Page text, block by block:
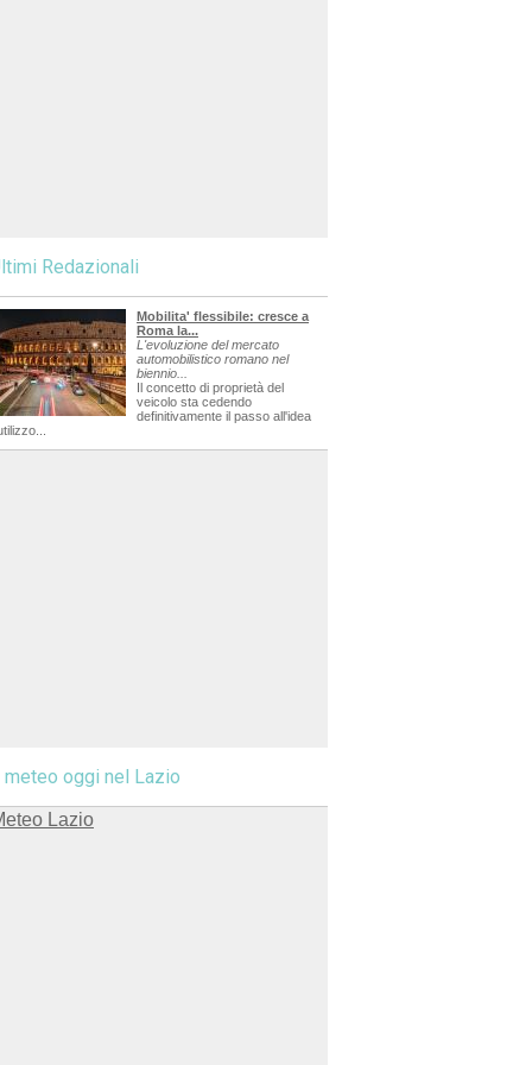
Redazionali
Mobilita' flessibile: cresce a
Roma la...
L'evoluzione del mercato
automobilistico romano nel
biennio...
Il concetto di proprietà del
veicolo sta cedendo
definitivamente il passo all'idea
meteo oggi nel Lazio